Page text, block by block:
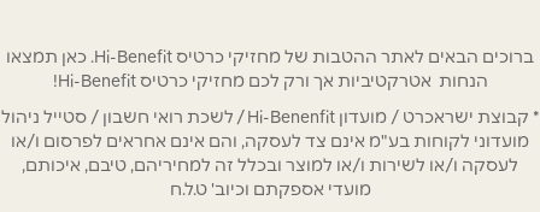
טלפון*
אימייל *
ברוכים הבאים לאתר ההטבות של מחזיקי כרטיס Hi-Benefit. כאן תמצאו
הנחות אטרקטיביות אך ורק לכם מחזיקי כרטיס Hi-Benefit!
* קבוצת ישראכרט / מועדון Hi-Benenfit / לשכת רואי חשבון / סטייל ניהול
מועדוני לקוחות בע"מ אינם צד לעסקה, והם אינם אחראים לפרסום ו/או
לעסקה ו/או לשירות ו/או למוצר ובכלל זה למחיריהם, טיבם, איכותם,
מועדי אספקתם וכיוב' ט.ל.ח